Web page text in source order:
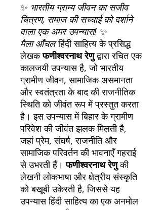
✨ भारतीय ग्राम्य जीवन का सजीव
चित्रण, समाज की सच्चाई को दर्शाने
वाला एक अमर उपन्यास! ✨
मैला आँचलहिंदी साहित्य के प्रसिद्ध
लेखकफणीश्वरनाथ रेणुद्वारा रचित एक
कालजयी उपन्यास है, जो भारतीय
ग्रामीण जीवन, सामाजिक असमानता
और स्वतंत्रता के बाद की राजनीतिक
स्थिति को जीवंत रूप में प्रस्तुत करता
है। इस उपन्यास में बिहार के ग्रामीण
परिवेश की जीवंत झलक मिलती है,
जहां प्रेम, संघर्ष, राजनीति और
सामाजिक परिवर्तन की भावनाएँ गहराई
से उभरती हैं।फणीश्वरनाथ रेणुकी
लेखनी लोकभाषा और क्षेत्रीय संस्कृति
को बखूबी उकेरती है, जिससे यह
उपन्यास हिंदी साहित्य का एक अनमोल